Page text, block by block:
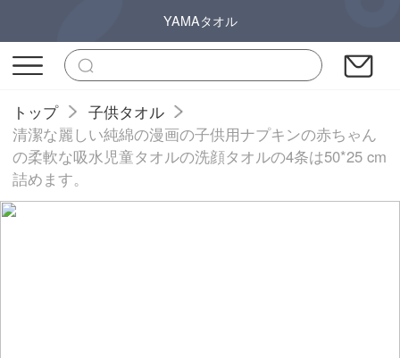
YAMAタオル
トップ
子供タオル
清潔な麗しい純綿の漫画の子供用ナプキンの赤ちゃん
の柔軟な吸水児童タオルの洗顔タオルの4条は50*25 cm
詰めます。